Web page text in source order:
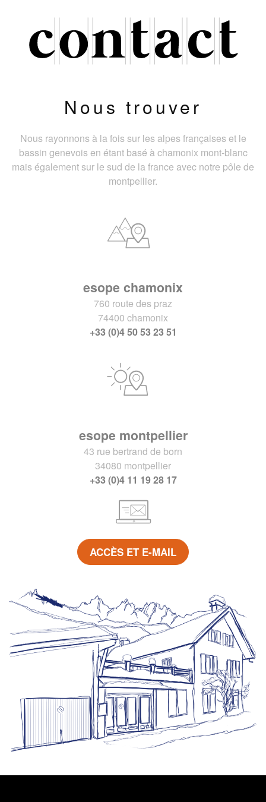
Nous trouver
Nous rayonnons à la fois sur les alpes françaises et le
bassin genevois en étant basé à chamonix mont-blanc
mais également sur le sud de la france avec notre pôle de
montpellier.
esope chamonix
760 route des praz
74400 chamonix
+33 (0)4 50 53 23 51
esope montpellier
43 rue bertrand de born
34080 montpellier
+33 (0)4 11 19 28 17
ACCÈS ET E-MAIL